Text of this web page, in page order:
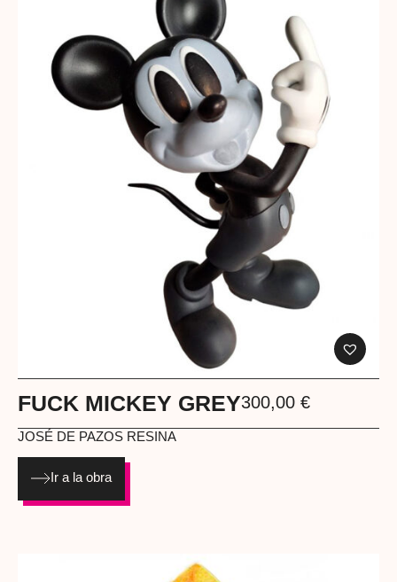
FUCK MICKEY GREY300,00 €
JOSÉ DE PAZOS RESINA
Ir a la obra